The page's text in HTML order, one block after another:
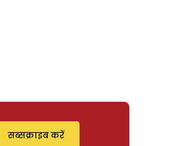
सब्सक्राइब करें